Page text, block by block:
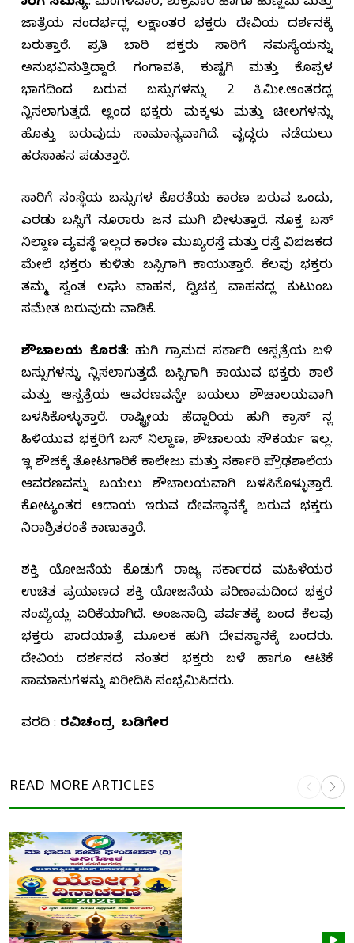
ಜಾತ್ರೆಯ ಸಂದರ್ಭದಲ್ಲಿ ಲಕ್ಷಾಂತರ ಭಕ್ತರು ದೇವಿಯ ದರ್ಶನಕ್ಕೆ
ಬರುತ್ತಾರೆ. ಪ್ರತಿ ಬಾರಿ ಭಕ್ತರು ಸಾರಿಗೆ ಸಮಸ್ಯೆಯನ್ನು
ಅನುಭವಿಸುತ್ತಿದ್ದಾರೆ. ಗಂಗಾವತಿ, ಕುಷ್ಟಗಿ ಮತ್ತು ಕೊಪ್ಪಳ
ಭಾಗದಿಂದ ಬರುವ ಬಸ್ಸುಗಳನ್ನು 2 ಕಿ.ಮೀ.ಅಂತರದಲ್ಲಿ
ನಿಲ್ಲಿಸಲಾಗುತ್ತದೆ. ಅಲ್ಲಿಂದ ಭಕ್ತರು ಮಕ್ಕಳು ಮತ್ತು ಚೀಲಗಳನ್ನು
ಹೊತ್ತು ಬರುವುದು ಸಾಮಾನ್ಯವಾಗಿದೆ. ವೃದ್ಧರು ನಡೆಯಲು
ಹರಸಾಹಸ ಪಡುತ್ತಾರೆ.
ಸಾರಿಗೆ ಸಂಸ್ಥೆಯ ಬಸ್ಸುಗಳ ಕೊರತೆಯ ಕಾರಣ ಬರುವ ಒಂದು,
ಎರಡು ಬಸ್ಸಿಗೆ ನೂರಾರು ಜನ ಮುಗಿ ಬೀಳುತ್ತಾರೆ. ಸೂಕ್ತ ಬಸ್
ನಿಲ್ದಾಣ ವ್ಯವಸ್ಥೆ ಇಲ್ಲದ ಕಾರಣ ಮುಖ್ಯರಸ್ತೆ ಮತ್ತು ರಸ್ತೆ ವಿಭಜಕದ
ಮೇಲೆ ಭಕ್ತರು ಕುಳಿತು ಬಸ್ಸಿಗಾಗಿ ಕಾಯುತ್ತಾರೆ. ಕೆಲವು ಭಕ್ತರು
ತಮ್ಮ ಸ್ವಂತ ಲಘು ವಾಹನ, ದ್ವಿಚಕ್ರ ವಾಹನದಲ್ಲಿ ಕುಟುಂಬ
ಸಮೇತ ಬರುವುದು ವಾಡಿಕೆ.
ಶೌಚಾಲಯ ಕೊರತೆ: ಹುಲಿಗಿ ಗ್ರಾಮದ ಸರ್ಕಾರಿ ಆಸ್ಪತ್ರೆಯ ಬಳಿ
ಬಸ್ಸುಗಳನ್ನು ನಿಲ್ಲಿಸಲಾಗುತ್ತದೆ. ಬಸ್ಸಿಗಾಗಿ ಕಾಯುವ ಭಕ್ತರು ಶಾಲೆ
ಮತ್ತು ಆಸ್ಪತ್ರೆಯ ಆವರಣವನ್ನೇ ಬಯಲು ಶೌಚಾಲಯವಾಗಿ
ಬಳಸಿಕೊಳ್ಳುತ್ತಾರೆ. ರಾಷ್ಟ್ರೀಯ ಹೆದ್ದಾರಿಯ ಹುಲಿಗಿ ಕ್ರಾಸ್ ನಲ್ಲಿ
ಹಿಳಿಯುವ ಭಕ್ತರಿಗೆ ಬಸ್ ನಿಲ್ದಾಣ, ಶೌಚಾಲಯ ಸೌಕರ್ಯ ಇಲ್ಲ.
ಇಲ್ಲಿ ಶೌಚಕ್ಕೆ ತೋಟಗಾರಿಕೆ ಕಾಲೇಜು ಮತ್ತು ಸರ್ಕಾರಿ ಪ್ರೌಢಶಾಲೆಯ
ಆವರಣವನ್ನು ಬಯಲು ಶೌಚಾಲಯವಾಗಿ ಬಳಸಿಕೊಳ್ಳುತ್ತಾರೆ.
ಕೋಟ್ಯಂತರ ಆದಾಯ ಇರುವ ದೇವಸ್ಥಾನಕ್ಕೆ ಬರುವ ಭಕ್ತರು
ನಿರಾಶ್ರಿತರಂತೆ ಕಾಣುತ್ತಾರೆ.
ಶಕ್ತಿ ಯೋಜನೆಯ ಕೊಡುಗೆ ರಾಜ್ಯ ಸರ್ಕಾರದ ಮಹಿಳೆಯರ
ಉಚಿತ ಪ್ರಯಾಣದ ಶಕ್ತಿ ಯೋಜನೆಯ ಪರಿಣಾಮದಿಂದ ಭಕ್ತರ
ಸಂಖ್ಯೆಯಲ್ಲಿ ಏರಿಕೆಯಾಗಿದೆ. ಅಂಜನಾದ್ರಿ ಪರ್ವತಕ್ಕೆ ಬಂದ ಕೆಲವು
ಭಕ್ತರು ಪಾದಯಾತ್ರೆ ಮೂಲಕ ಹುಲಿಗಿ ದೇವಸ್ಥಾನಕ್ಕೆ ಬಂದರು.
ದೇವಿಯ ದರ್ಶನದ ನಂತರ ಭಕ್ತರು ಬಳೆ ಹಾಗೂ ಆಟಿಕೆ
ಸಾಮಾನುಗಳನ್ನು ಖರೀದಿಸಿ ಸಂಭ್ರಮಿಸಿದರು.
ವರದಿ : ರವಿಚಂದ್ರ ಬಡಿಗೇರ
READ MORE ARTICLES